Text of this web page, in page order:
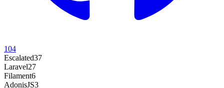
104
Escalated37
Laravel27
Filament6
AdonisJS3